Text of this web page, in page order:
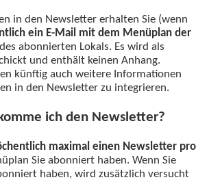
in den Newsletter erhalten Sie (wenn
ein E-Mail mit dem Menüplan der
des abonnierten Lokals. Es wird als
und enthält keinen Anhang.
künftig auch weitere Informationen
in den Newsletter zu integrieren.
ich den Newsletter?
maximal einen Newsletter pro
Sie abonniert haben. Wenn Sie
haben, wird zusätzlich versucht